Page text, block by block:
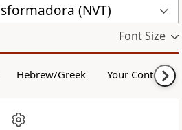
(NVT)
Font Size
Hebrew/Greek Your Content